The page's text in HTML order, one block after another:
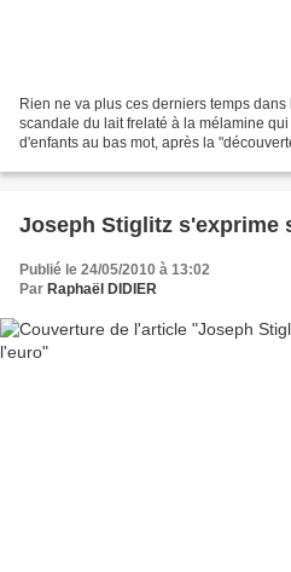
Rien ne va plus ces derniers temps
scandale du lait frelaté à la mélamine
d'enfants au bas mot, après la
Joseph Stiglitz s'exprime
Publié le 24/05/2010 à 13:02
Par Raphaël DIDIER